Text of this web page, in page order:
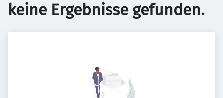
keine Ergebnisse gefunden.